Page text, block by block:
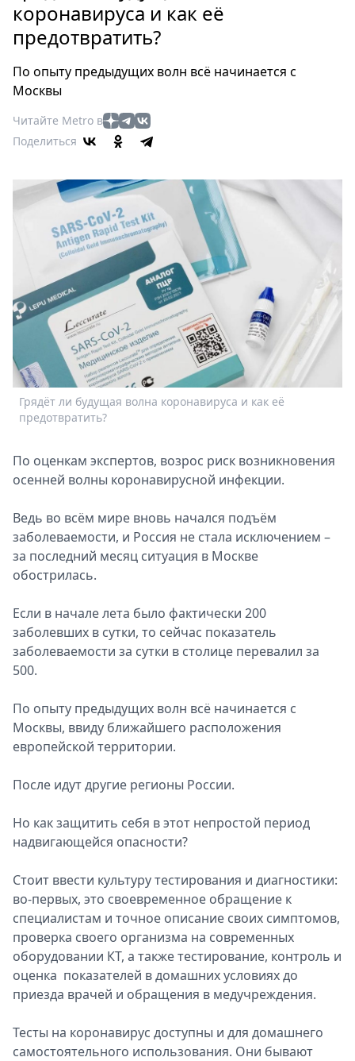
Россия
Мир
Здоровье
Туризм
Мода
Кино
Афиша
Книги
Выставки
Пресс-
релизы
Metro
Стримы
Спецпроекты
Звезды
Выборы
Metro
коронавируса и как её
предотвратить?
По опыту предыдущих волн всё начинается с
Москвы
Читайте Metro в
Поделиться
Грядёт ли будущая волна коронавируса и как её
предотвратить?
По оценкам экспертов, возрос риск возникновения
осенней волны коронавирусной инфекции.
Ведь во всём мире вновь начался подъём
заболеваемости, и Россия не стала исключением –
за последний месяц ситуация в Москве
обострилась.
Если в начале лета было фактически 200
заболевших в сутки, то сейчас показатель
заболеваемости за сутки в столице перевалил за
500.
По опыту предыдущих волн всё начинается с
Москвы, ввиду ближайшего расположения
европейской территории.
После идут другие регионы России.
Но как защитить себя в этот непростой период
надвигающейся опасности?
Стоит ввести культуру тестирования и диагностики:
во-первых, это своевременное обращение к
специалистам и точное описание своих симптомов,
проверка своего организма на современных
оборудовании КТ, а также тестирование, контроль и
оценка показателей в домашних условиях до
приезда врачей и обращения в медучреждения.
Тесты на коронавирус доступны и для домашнего
самостоятельного использования. Они бывают